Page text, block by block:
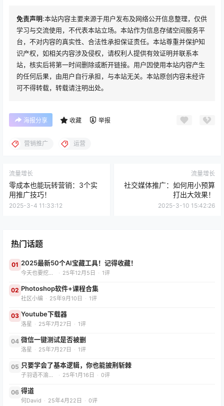
免责声明:本站内容主要来源于用户发布及网络公开信息整理，仅供
学习与交流使用，不代表本站立场。本站作为信息存储空间服务平
台，不对内容的真实性、合法性承担保证责任。本站尊重并保护知
识产权，如相关内容涉及侵权，请权利人提供有效证明并联系本
站，核实后将第一时间删除或断开链接。用户因使用本站内容产生
的任何后果，由用户自行承担，与本站无关。本站原创内容未经许
可不得转载，转载请注明出处。
海报分享 收藏 举报
营销推广 运营
流量增长
零成本也能玩转营销：3个实
用推广技巧！
2025-3-4 11:33:12
流量增长
社交媒体推广：如何用小预算
打出大效果！
2025-3-10 15:42:26
热门话题
01 2025最新50个AI宝藏工具！记得收藏！
今天也要挖App · 25年12月5日 · 1评
02 Photoshop软件+课程合集
社区小编 · 25年9月10日 · 1评
03 Youtube下载器
洛星 · 25年7月27日 · 1评
04 微信一键测试是否被删
洛星 · 25年7月27日 · 1评
05 只要学会了基本逻辑，你也能披荆斩棘
子羽语不渝（减肥版） · 25年1月16日 · 0评
06 得道
何David · 25年4月22日 · 0评